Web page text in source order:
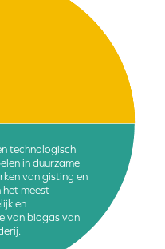
technologisch
in duurzame
van gisting en
het meest
en
van biogas van